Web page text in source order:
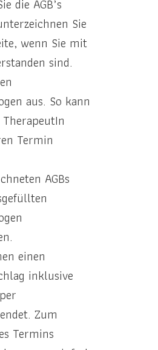
die AGB’s
Sie
wenn Sie mit
sind.
aus. So kann
Termin
AGBs
einen
inklusive
Zum
Termins